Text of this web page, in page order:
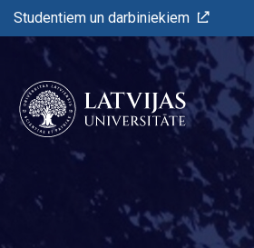
Studentiem un darbiniekiem